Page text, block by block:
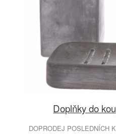
Doplňky do
DOPRODEJ POSLEDNÍCH